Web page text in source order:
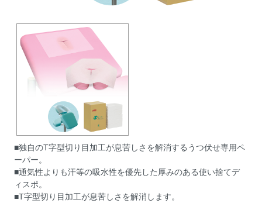
■独自のT字型切り目加工が息苦しさを解消するうつ伏せ専用ペ
ーパー。
■通気性よりも汗等の吸水性を優先した厚みのある使い捨てデ
ィスポ。
■T字型切り目加工が息苦しさを解消します。